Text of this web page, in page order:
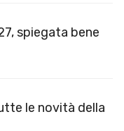
spiegata bene
le novità della